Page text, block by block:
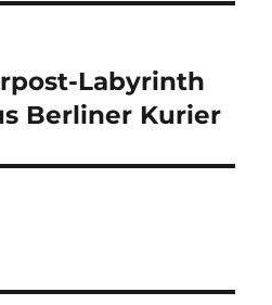
Labyrinth
Berliner Kurier